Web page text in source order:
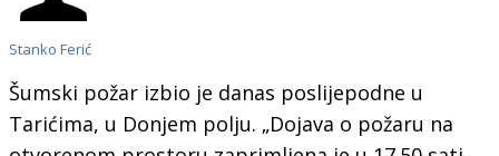
Stanko Ferić
Šumski požar izbio je danas poslijepodne u
Tarićima, u Donjem polju. „Dojava o požaru na